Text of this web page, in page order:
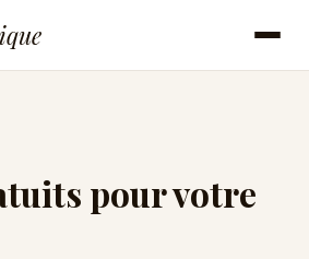
pour votre